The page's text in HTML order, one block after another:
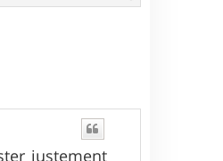
a
justement